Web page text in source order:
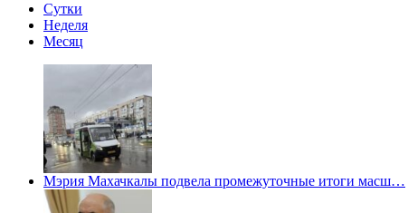
Сутки
Неделя
Месяц
Мэрия Махачкалы подвела промежуточные итоги масш…